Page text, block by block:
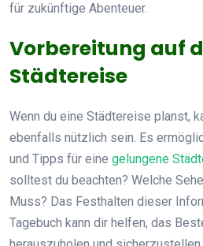
für zukünftige Abenteuer.
Vorbereitung auf
Städtereise
Wenn du eine Städtereise planst,
ebenfalls nützlich sein. Es
und Tipps für eine gelungene
solltest du beachten? Welche
Muss? Das Festhalten dieser
Tagebuch kann dir helfen, das